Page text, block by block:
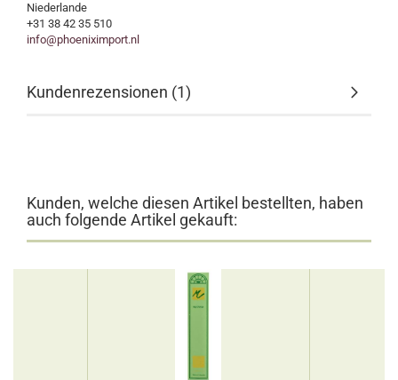
Niederlande
+31 38 42 35 510
info@phoeniximport.nl
Kundenrezensionen (1)
Kunden, welche diesen Artikel bestellten, haben
auch folgende Artikel gekauft: